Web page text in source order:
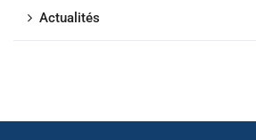
Actualités